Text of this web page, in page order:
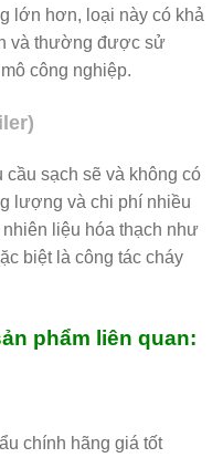
lớn hơn, loại này có khả
và thường được sử
công nghiệp.
sạch sẽ và không có
lượng và chi phí nhiều
liệu hóa thạch như
biệt là công tác cháy
phẩm liên quan:
chính hãng giá tốt